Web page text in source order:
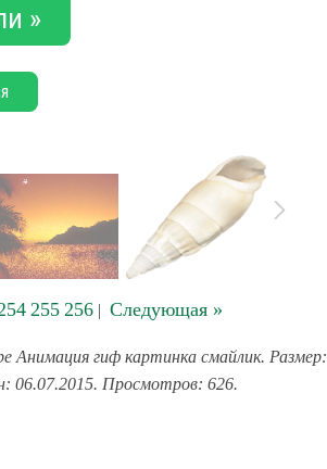
»
255 256| Следующая »
Анимация гиф картинка смайлик. Размер:
06.07.2015. Просмотров: 626.